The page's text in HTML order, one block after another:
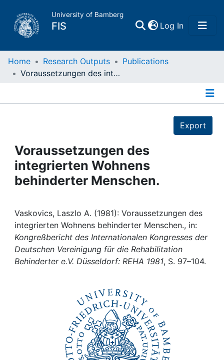
University of Bamberg
FIS Log In(current)
Home
People
Awards
My FIS
Home Research Outputs
Publications
Voraussetzungen des integrierten Wohnens behinderter Menschen.
Export
Voraussetzungen des
integrierten Wohnens
behinderter Menschen.
Vaskovics, Laszlo A. (1981): Voraussetzungen des
integrierten Wohnens behinderter Menschen., in:
Kongreßbericht des Internationalen Kongresses der
Deutschen Vereinigung für die Rehabilitation
Behinderter e.V. Düsseldorf: REHA 1981, S. 97–104.